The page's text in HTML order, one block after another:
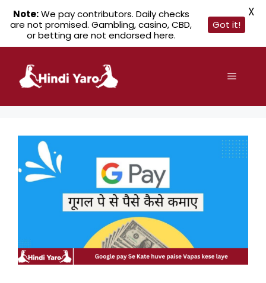
content
Menu
Note:We pay contributors. Daily checks
are not promised. Gambling, casino, CBD,
or betting are not endorsed here.
Got it!
X